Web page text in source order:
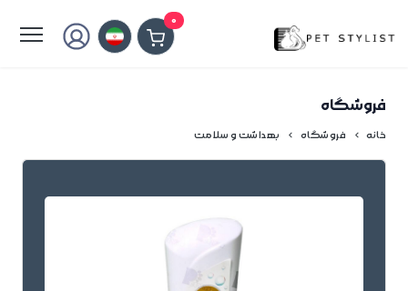
0
فروشگاه
خانه فروشگاه بهداشت و سلامت